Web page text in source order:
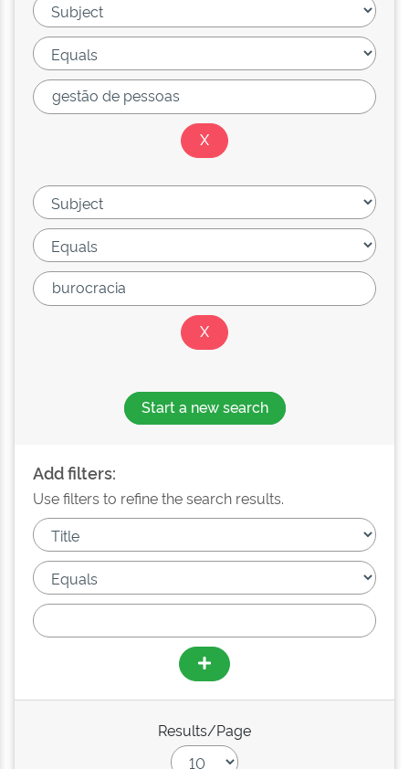
Start a new search
Add filters:
Use filters to refine the search results.
Results/Page